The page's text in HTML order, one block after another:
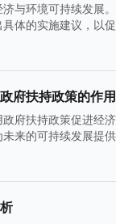
与环境可持续发展
体的实施建议，以
府扶持政策的作
府扶持政策促进经
来的可持续发展提